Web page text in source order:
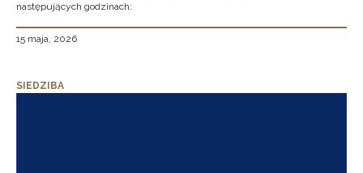
następujących godzinach:
15 maja, 2026
SIEDZIBA